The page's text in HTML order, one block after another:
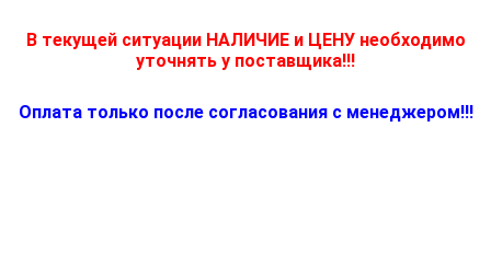
В текущей ситуации НАЛИЧИЕ и ЦЕНУ необходимо
уточнять у поставщика!!!
Оплата только после согласования с менеджером!!!